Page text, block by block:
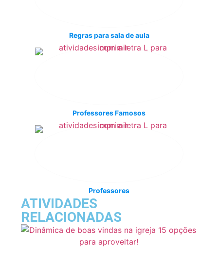
Regras para sala de aula
Professores Famosos
Professores
ATIVIDADES
RELACIONADAS